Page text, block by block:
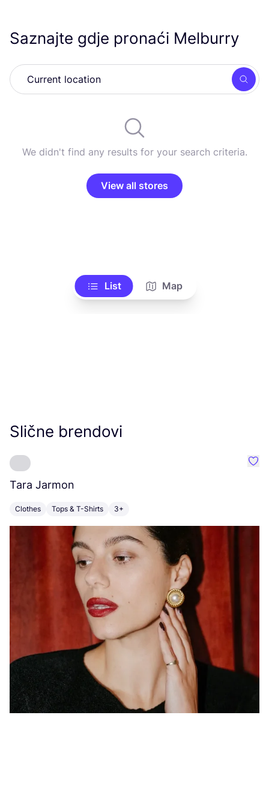
Saznajte gdje pronaći Melburry
We didn't find any results for your search criteria.
View all stores
List Map
Slične brendovi
Tara Jarmon
Clothes Tops & T-Shirts 3+